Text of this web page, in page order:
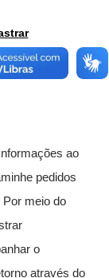
com aPolítica de
ao
pedidos
meio do
o
através do